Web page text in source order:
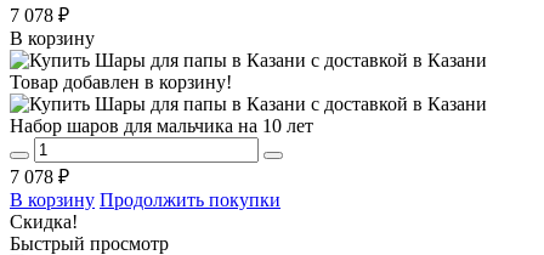
7 078 ₽
В корзину
Товар добавлен в корзину!
Набор шаров для мальчика на 10 лет
7 078 ₽
В корзину Продолжить покупки
Скидка!
Быстрый просмотр